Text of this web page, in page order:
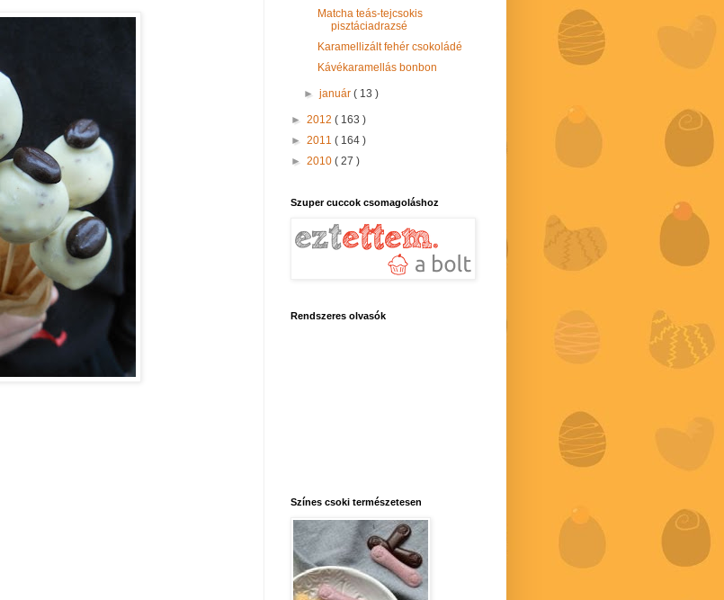
Matcha teás-tejcsokis
pisztáciadrazsé
Karamellizált fehér csokoládé
Kávékaramellás bonbon
►január( 13 )
► 2012 ( 163 )
► 2011 ( 164 )
► 2010 ( 27 )
Szuper cuccok csomagoláshoz
Rendszeres olvasók
Színes csoki természetesen